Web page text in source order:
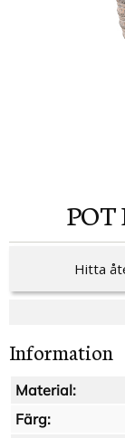
Hitta
Information
Material:
Färg: